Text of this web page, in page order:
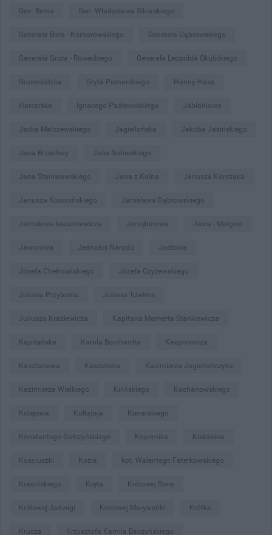
Gen. Bema Gen. Władysława Sikorskiego
Generała Bora - Komorowskiego Generała Dąbrowskiego
Generała Grota - Roweckiego Generała Leopolda Okulickiego
Grunwaldzka Gryfa Pomorskiego Hanny Hass
Harcerska Ignacego Paderewskiego Jabłoniowa
Jacka Malczewskiego Jagiellońska Jakuba Jasińskiego
Jana Brzechwy Jana Sobieskiego
Jana Stanisławskiego Jana z Kolna Janusza Korczaka
Janusza Kusocińskiego Jarosława Dąbrowskiego
Jarosława Iwaszkiewicza Jarzębinowa Jasia i Małgosi
Jaworowa Jedności Narodu Jodłowa
Józefa Chełmońskiego Józefa Czyżewskiego
Juliana Przybosia Juliana Tuwima
Juliusza Kraziewicza Kapitana Mamerta Stankiewicza
Kapitańska Karola Borchardta Kasprowicza
Kasztanowa Kaszubska Kazimierza Jagiellończyka
Kazimierza Wielkiego Kilińskiego Kochanowskiego
Kolejowa Kołłątaja Konarskiego
Konstantego Gałczyńskiego Kopernika Kościelna
Kościuszki Kozia kpt. Walentego Faterkowskiego
Krasińskiego Kręta Królowej Bony
Królowej Jadwigi Królowej Marysieńki Krótka
Krucza Krzysztofa Kamila Baczyńskiego